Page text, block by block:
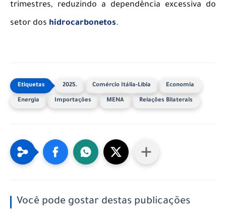
trimestres, reduzindo a dependência excessiva do
setor dos hidrocarbonetos.
2025. Comércio Itália-Líbia Economia
Energia Importações MENA Relações Bilaterais
Você pode gostar destas publicações